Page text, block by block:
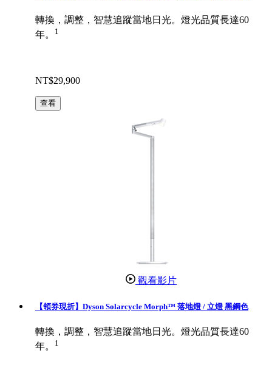
轉換，調整，智慧追蹤當地日光。燈光品質長達60
年。
1
NT$29,900
查看
觀看影片
【領券現折】Dyson Solarcycle Morph™ 落地燈 / 立燈 黑鋼色
轉換，調整，智慧追蹤當地日光。燈光品質長達60
年。
1